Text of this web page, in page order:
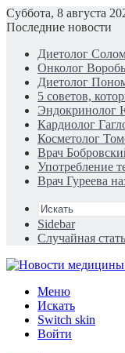
Суббота, 8 августа
Последние новости
Диетолог
Онколог
Диетолог
5 советов,
Эндокринолог
Кардиолог
Косметолог
Врач
Употребление
Врач Гуреева
Sidebar
Случайная
Меню
Искать
Switch skin
Войти